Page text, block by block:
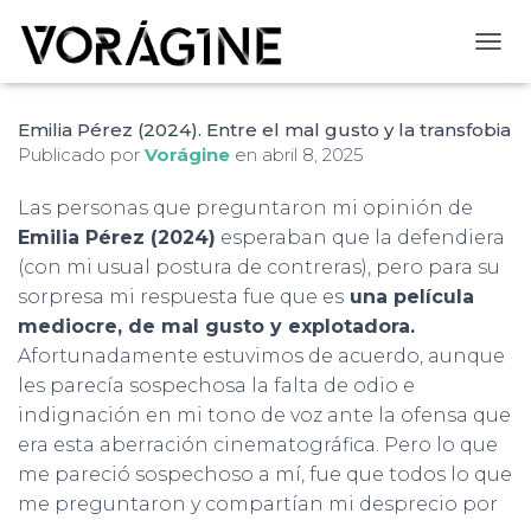
Emilia Pérez (2024). Entre el mal gusto y la transfobia
Publicado por Vorágine en abril 8, 2025
Las personas que preguntaron mi opinión de
Emilia Pérez (2024) esperaban que la defendiera
(con mi usual postura de contreras), pero para su
sorpresa mi respuesta fue que es una película
mediocre, de mal gusto y explotadora.
Afortunadamente estuvimos de acuerdo, aunque
les parecía sospechosa la falta de odio e
indignación en mi tono de voz ante la ofensa que
era esta aberración cinematográfica. Pero lo que
me pareció sospechoso a mí, fue que todos lo que
me preguntaron y compartían mi desprecio por